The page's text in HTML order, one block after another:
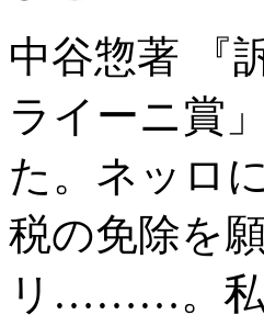
中谷惣著 『
ライーニ賞
た。ネッロ
税の免除を
リ………。私